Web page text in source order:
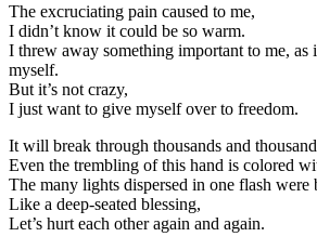
The excruciating pain caused to me,
I didn’t know it could be so warm.
I threw away something important to me,
myself.
But it’s not crazy,
I just want to give myself over to freedom.
It will break through thousands and
Even the trembling of this hand is colored
The many lights dispersed in one flash were
Like a deep-seated blessing,
Let’s hurt each other again and again.